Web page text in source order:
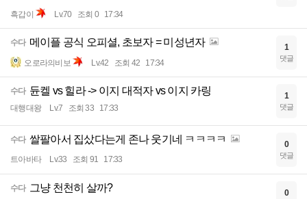
흑갑이 Lv.70 조회 0 17:34
수다 메이플 공식 오피셜, 초보자 = 미성년자
오로라의비보 Lv.42 조회 42 17:34
1
댓글
수다 듄켈 vs 힐라 -> 이지 대적자 vs 이지 카링
대행대왕 Lv.7 조회 33 17:33
1
댓글
수다 쌀팔아서 집샀다는게 존나 웃기네 ㅋㅋㅋㅋ
트아바타 Lv.33 조회 91 17:33
0
댓글
수다 그냥 천천히 살까? 0